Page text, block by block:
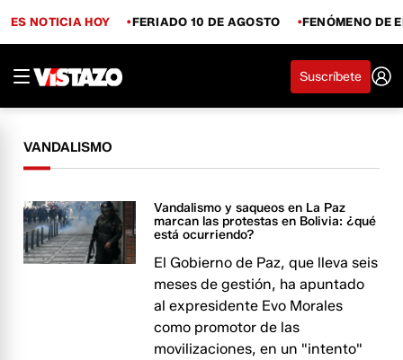
ES NOTICIA HOY FERIADO 10 DE AGOSTO FENÓMENO DE
Suscríbete
VANDALISMO
Vandalismo y saqueos en La Paz
marcan las protestas en Bolivia: ¿qué
está ocurriendo?
El Gobierno de Paz, que lleva seis
meses de gestión, ha apuntado
al expresidente Evo Morales
como promotor de las
movilizaciones, en un "intento"